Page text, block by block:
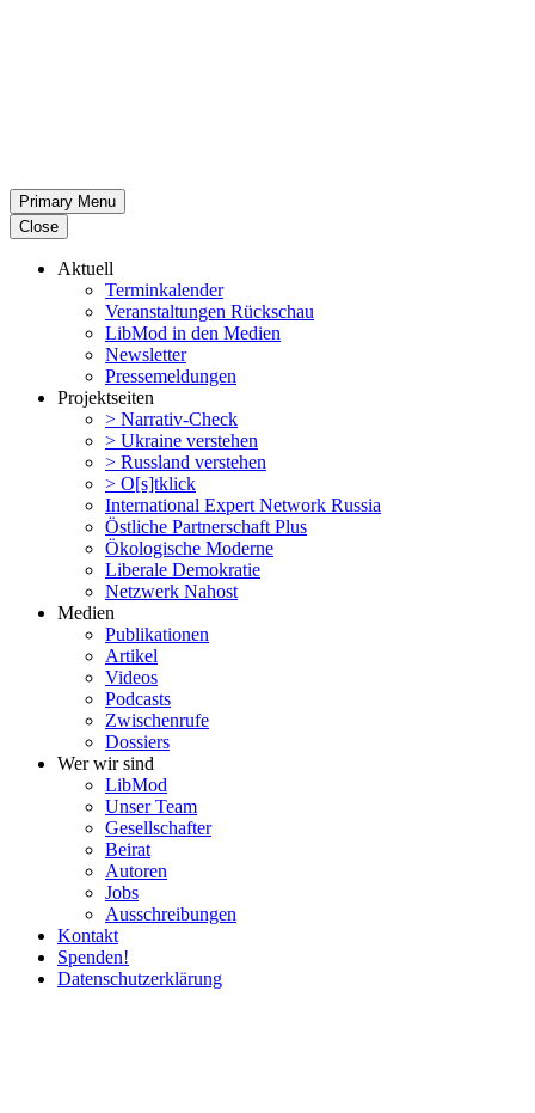
Primary Menu
Close
Aktuell
Termin­ka­lender
Veran­stal­tungen Rückschau
LibMod in den Medien
Newsletter
Presse­mel­dungen
Projekt­seiten
> Narrativ-Check
> Ukraine verstehen
> Russland verstehen
> O[s]tklick
Inter­na­tional Expert Network Russia
Östliche Partner­schaft Plus
Ökolo­gische Moderne
Liberale Demokratie
Netzwerk Nahost
Medien
Publi­ka­tionen
Artikel
Videos
Podcasts
Zwischenrufe
Dossiers
Wer wir sind
LibMod
Unser Team
Gesell­schafter
Beirat
Autoren
Jobs
Ausschrei­bungen
Kontakt
Spenden!
Daten­schutz­er­klärung